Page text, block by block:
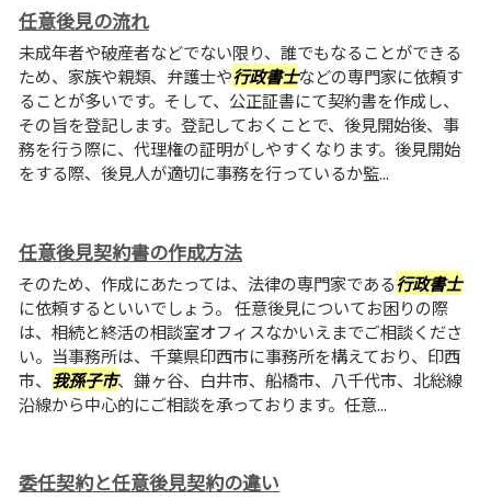
任意後見の流れ
未成年者や破産者などでない限り、誰でもなることができる
ため、家族や親類、弁護士や行政書士などの専門家に依頼す
ることが多いです。そして、公正証書にて契約書を作成し、
その旨を登記します。登記しておくことで、後見開始後、事
務を行う際に、代理権の証明がしやすくなります。後見開始
をする際、後見人が適切に事務を行っているか監...
任意後見契約書の作成方法
そのため、作成にあたっては、法律の専門家である行政書士
に依頼するといいでしょう。 任意後見についてお困りの際
は、相続と終活の相談室オフィスなかいえまでご相談くださ
い。当事務所は、千葉県印西市に事務所を構えており、印西
市、 我孫子市、鎌ヶ谷、白井市、船橋市、八千代市、北総線
沿線から中心的にご相談を承っております。任意...
委任契約と任意後見契約の違い